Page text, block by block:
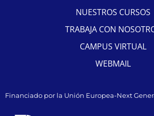
NUESTROS CURSOS
TRABAJA CON
CAMPUS VIRTUAL
WEBMAIL
Financiado por la Unión Europea-Next